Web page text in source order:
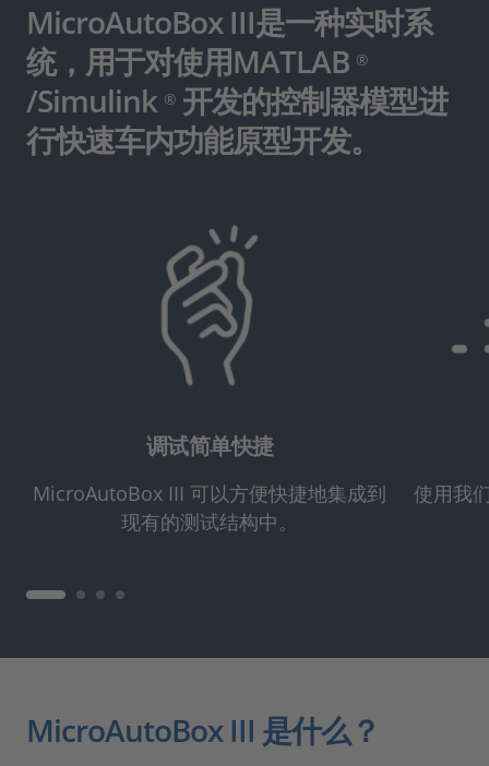
MicroAutoBox III是一种实时系
统，用于对使用MATLAB ®
/Simulink ® 开发的控制器模型进
行快速车内功能原型开发。
调试简单快捷
MicroAutoBox III 可以方便快捷地集成到
现有的测试结构中。
使用我
MicroAutoBox III 是什么？